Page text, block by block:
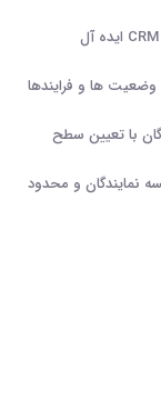
ها و فرایندها
با تعیین سطح
نمایندگان و محدود